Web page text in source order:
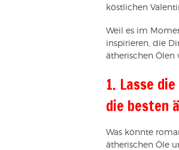
köstlichen
Weil es im
inspirieren, die
ätherischen Ölen
1. Lasse
die besten
Was könnte
ätherischen Öle